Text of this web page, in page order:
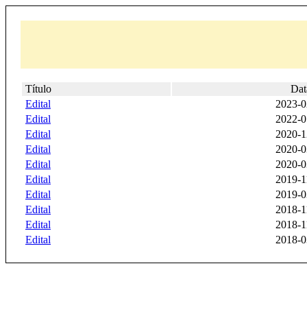
Título
Edital
2023-
Edital
2022-
Edital
2020-
Edital
2020-
Edital
2020-
Edital
2019-
Edital
2019-
Edital
2018-
Edital
2018-
Edital
2018-